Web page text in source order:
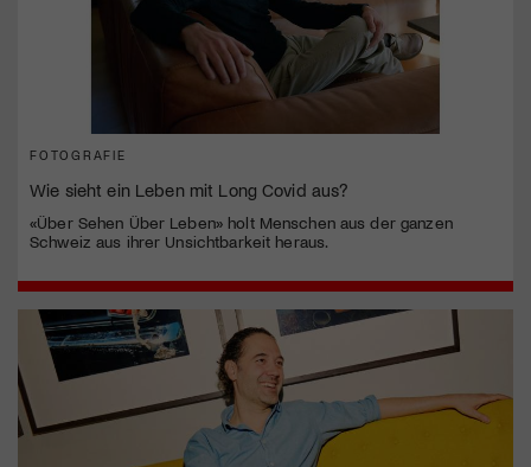
FOTOGRAFIE
Wie sieht ein Leben mit Long Covid aus?
«Über Sehen Über Leben» holt Menschen aus der ganzen
Schweiz aus ihrer Unsichtbarkeit heraus.